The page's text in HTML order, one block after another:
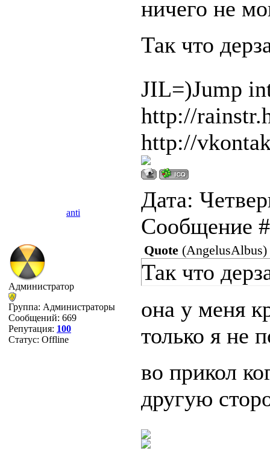
ничего не
Так что
JIL=)Jump
http://
http://
anti
Дата:
Сообщение
Администратор
Группа: Администраторы
Сообщений: 669
Репутация: 100
Статус: Offline
Quote (AngelusAlbus)
Так что
она у меня
только я не
во прикол
другую